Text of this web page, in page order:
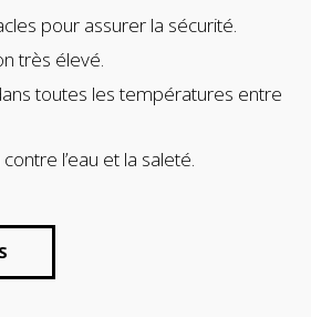
pour assurer la sécurité.
très élevé.
toutes les températures entre
l’eau et la saleté.